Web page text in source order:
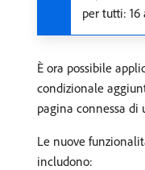
per tutti:
È ora possibile
condizionale
pagina connessa di
Le nuove
includono: